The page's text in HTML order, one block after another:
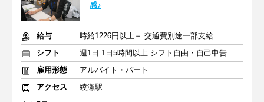
感♪
給与
時給1226円以上＋ 交通費別途一部支給
シフト
週1日 1日5時間以上 シフト自由・自己申告
雇用形態
アルバイト・パート
アクセス
綾瀬駅